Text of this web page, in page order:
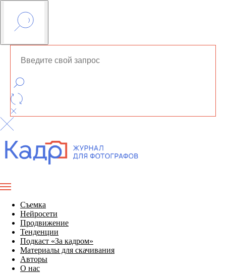
Съемка
Нейросети
Продвижение
Тенденции
Подкаст «За кадром»
Материалы для скачивания
Авторы
О нас